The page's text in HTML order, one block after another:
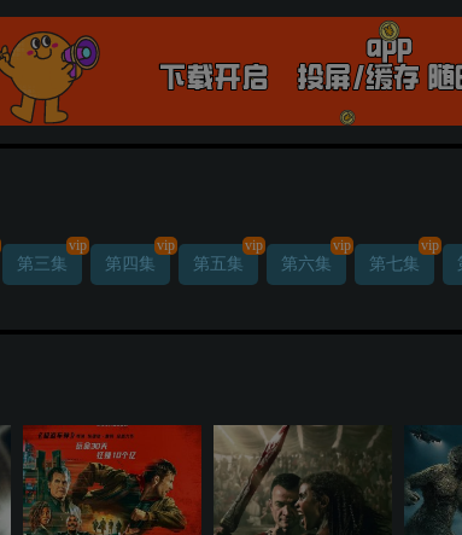
第三集
vip
第四集
vip
第五集
vip
第六集
vip
第七集
vip